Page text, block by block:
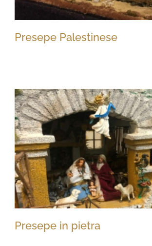
Presepe Palestinese
Presepe Palestinese
Presepe in pietra